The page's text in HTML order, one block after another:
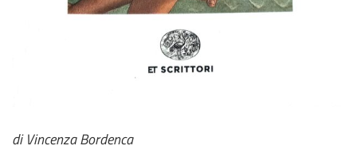
di Vincenza Bordenca